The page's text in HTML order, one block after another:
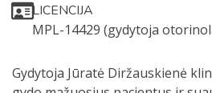
LICENCIJA
MPL-14429 (gydytoja
Gydytoja Jūratė Diržauskienė